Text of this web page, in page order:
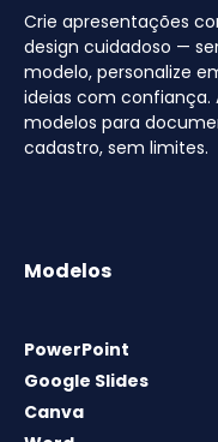
Crie apresentações
design cuidadoso —
modelo, personalize
ideias com
modelos para
cadastro, sem limites.
Modelos
PowerPoint
Google Slides
Canva